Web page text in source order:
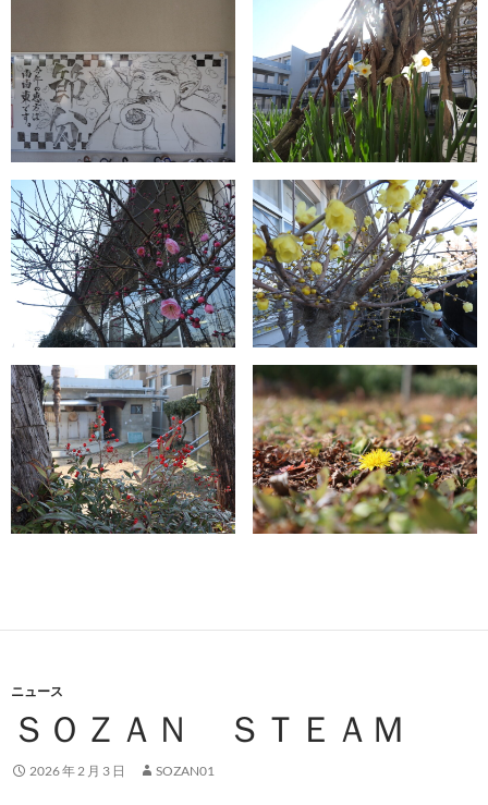
ニュース
ＳＯＺＡＮ ＳＴＥＡＭ
2026 年 2 月 3 日 SOZAN01